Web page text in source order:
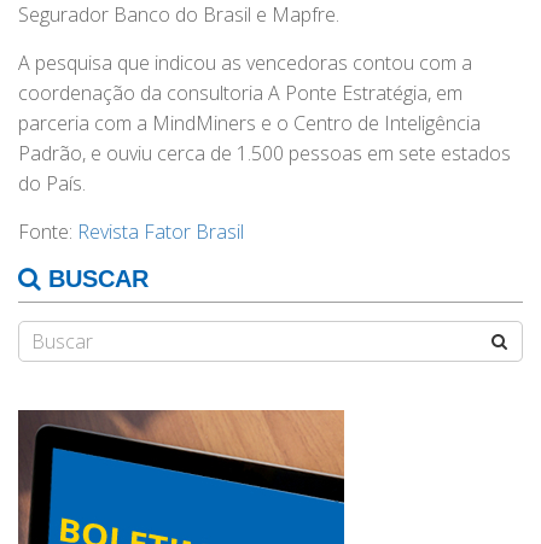
Segurador Banco do Brasil e Mapfre.
A pesquisa que indicou as vencedoras contou com a
coordenação da consultoria A Ponte Estratégia, em
parceria com a MindMiners e o Centro de Inteligência
Padrão, e ouviu cerca de 1.500 pessoas em sete estados
do País.
Fonte: Revista Fator Brasil
BUSCAR